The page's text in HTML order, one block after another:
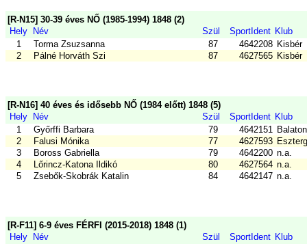
[R-N15] 30-39 éves NŐ (1985-1994) 1848 (2)
Hely
Név Szül SportIdent Klub
1
Torma Zsuzsanna 87 4642208 Kisbér
2
Pálné Horváth Szi 87 4627565 Kisbér
[R-N16] 40 éves és idősebb NŐ (1984 előtt) 1848 (5)
Hely
Név Szül SportIdent Klub
1
Győrffi Barbara 79 4642151
2
Falusi Mónika 77 4627593
3
Boross Gabriella 79 4642200 n.a.
4
Lőrincz-Katona Ildikó 80 4627564 n.a.
5
Zsebők-Skobrák Katalin 84 4642147 n.a.
[R-F11] 6-9 éves FÉRFI (2015-2018) 1848 (1)
Hely
Név Szül SportIdent Klub